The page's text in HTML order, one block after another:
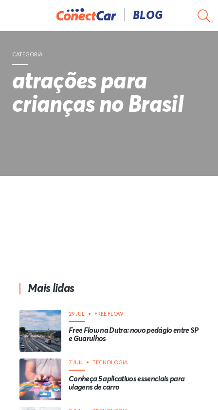
BLOG
CATEGORIA
atrações para
crianças no Brasil
Mais lidas
29 JUL FREE FLOW
Free Flow na Dutra: novo pedágio entre SP
e Guarulhos
7 JUN TECNOLOGIA
Conheça 5 aplicativos essenciais para
viagens de carro